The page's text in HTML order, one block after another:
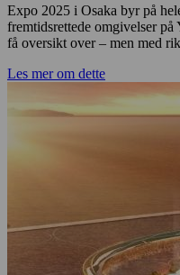
Expo 2025 i Osaka byr på
fremtidsrettede omgivelser
få oversikt over – men med
Les mer om dette